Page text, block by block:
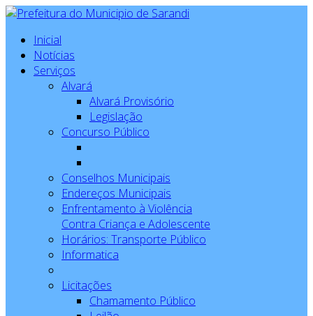
Inicial
Notícias
Serviços
Alvará
Alvará Provisório
Legislação
Concurso Público
Conselhos Municipais
Endereços Municipais
Enfrentamento à Violência
Contra Criança e Adolescente
Horários: Transporte Público
Informatica
Licitações
Chamamento Público